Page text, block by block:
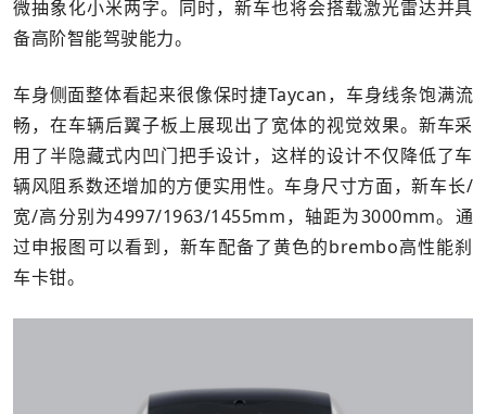
微抽象化小米两字。同时，新车也将会搭载激光雷达并具
备高阶智能驾驶能力。
车身侧面整体看起来很像保时捷Taycan，车身线条饱满流
畅，在车辆后翼子板上展现出了宽体的视觉效果。新车采
用了半隐藏式内凹门把手设计，这样的设计不仅降低了车
辆风阻系数还增加的方便实用性。车身尺寸方面，新车长/
宽/高分别为4997/1963/1455mm，轴距为3000mm。通
过申报图可以看到，新车配备了黄色的brembo高性能刹
车卡钳。